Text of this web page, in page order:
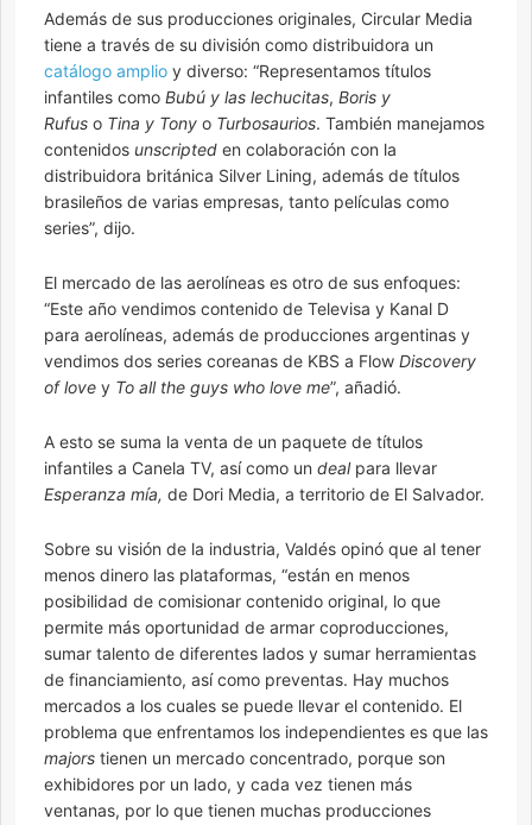
Además de sus producciones originales, Circular Media
tiene a través de su división como distribuidora un
catálogo amplio y diverso: “Representamos títulos
infantiles como Bubú y las lechucitas, Boris y
Rufus o Tina y Tony o Turbosaurios. También manejamos
contenidos unscripted en colaboración con la
distribuidora británica Silver Lining, además de títulos
brasileños de varias empresas, tanto películas como
series”, dijo.
El mercado de las aerolíneas es otro de sus enfoques:
“Este año vendimos contenido de Televisa y Kanal D
para aerolíneas, además de producciones argentinas y
vendimos dos series coreanas de KBS a Flow Discovery
of love y To all the guys who love me”, añadió.
A esto se suma la venta de un paquete de títulos
infantiles a Canela TV, así como un dealpara llevar
Esperanza mía, de Dori Media, a territorio de El Salvador.
Sobre su visión de la industria, Valdés opinó que al tener
menos dinero las plataformas, “están en menos
posibilidad de comisionar contenido original, lo que
permite más oportunidad de armar coproducciones,
sumar talento de diferentes lados y sumar herramientas
de financiamiento, así como preventas. Hay muchos
mercados a los cuales se puede llevar el contenido. El
problema que enfrentamos los independientes es que las
majors tienen un mercado concentrado, porque son
exhibidores por un lado, y cada vez tienen más
ventanas, por lo que tienen muchas producciones